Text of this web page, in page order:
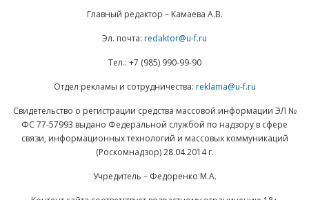
Главный редактор – Камаева А.В.
Эл. почта: redaktor@u-f.ru
Тел.: +7 (985) 990-99-90
Отдел рекламы и сотрудничества: reklama@u-f.ru
Свидетельство о регистрации средства массовой информации ЭЛ №
ФС 77-57993 выдано Федеральной службой по надзору в сфере
связи, информационных технологий и массовых коммуникаций
(Роскомнадзор) 28.04.2014 г.
Учредитель – Федоренко М.А.